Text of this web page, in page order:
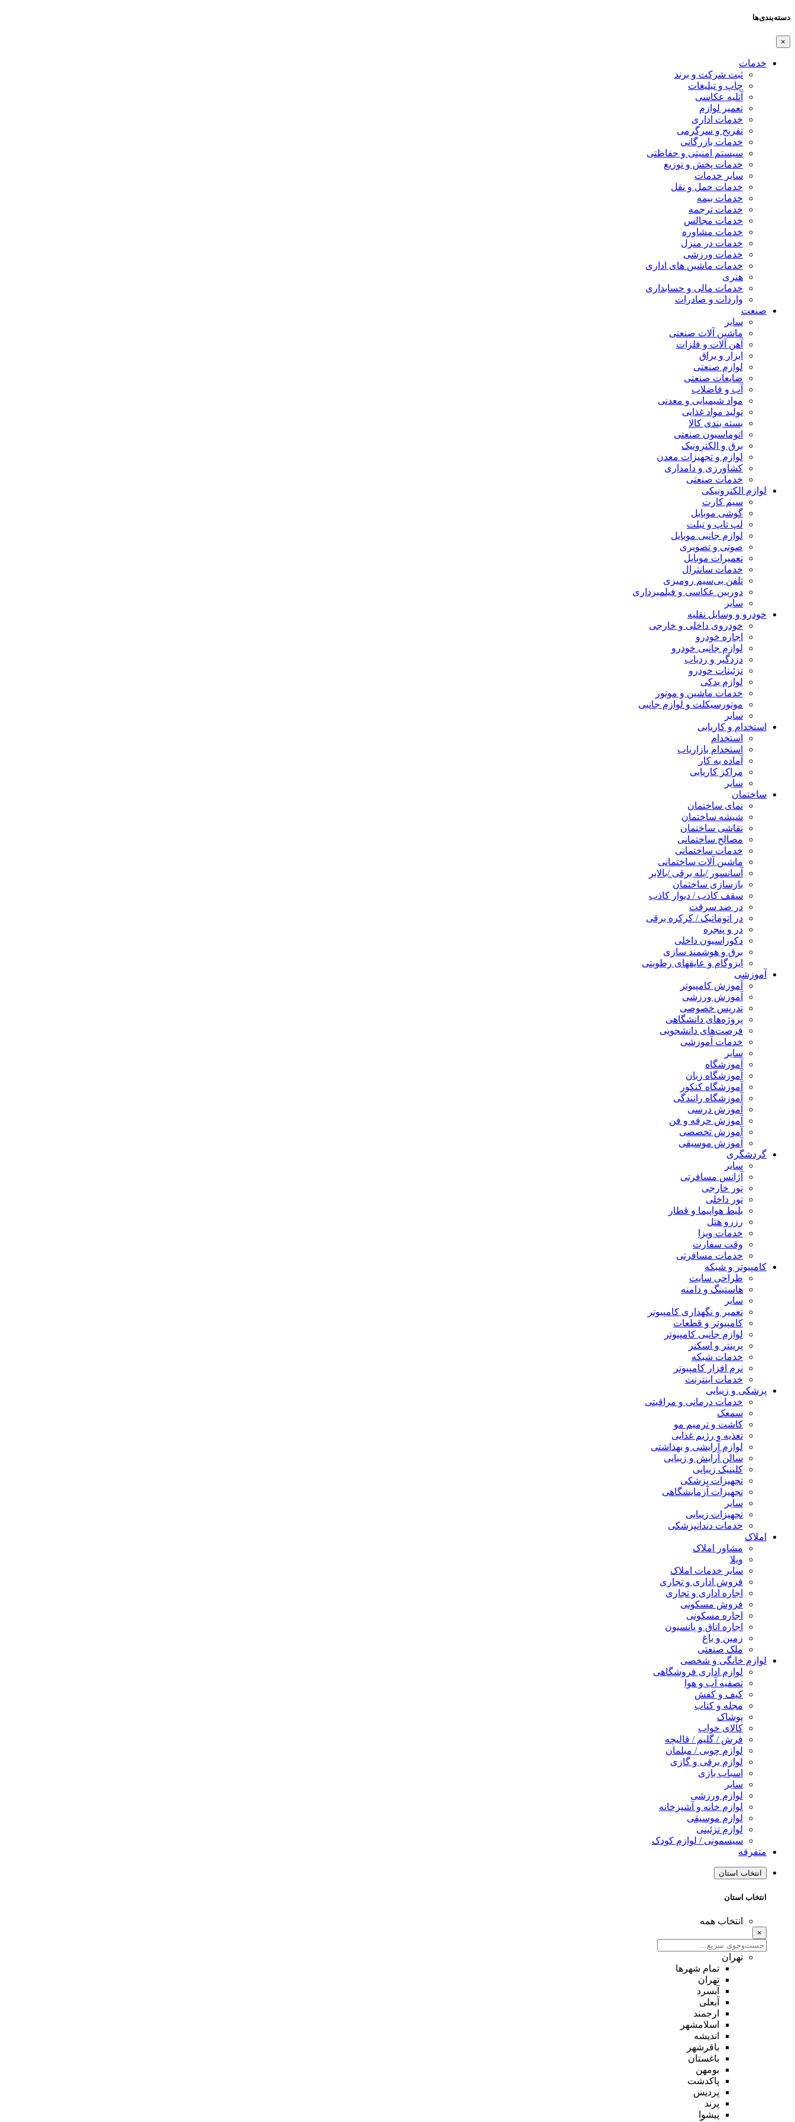
دسته‌بندی‌ها
×
خدمات
ثبت شرکت و برند
چاپ و تبلیغات
آتلیه عکاسی
تعمیر لوازم
خدمات اداری
تفریح و سرگرمی
خدمات بازرگانی
سیستم امنیتی و حفاظتی
خدمات پخش و توزیع
سایر خدمات
خدمات حمل و نقل
خدمات بیمه
خدمات ترجمه
خدمات مجالس
خدمات مشاوره
خدمات در منزل
خدمات ورزشی
خدمات ماشین های اداری
هنری
خدمات مالی و حسابداری
واردات و صادرات
صنعت
سایر
ماشین آلات صنعتی
آهن آلات و فلزات
ابزار و یراق
لوازم صنعتی
ضایعات صنعتی
آب و فاضلاب
مواد شیمیایی و معدنی
تولید مواد غذایی
بسته بندی کالا
اتوماسیون صنعتی
برق و الکترونیک
لوازم و تجهیزات معدن
کشاورزی و دامداری
خدمات صنعتی
لوازم الکترونیکی
سیم کارت
گوشی موبایل
لپ تاپ و تبلت
لوازم جانبی موبایل
صوتی و تصویری
تعمیرات موبایل
خدمات سانترال
تلفن بی‌سیم رومیزی
دوربین عکاسی و فیلمبرداری
سایر
خودرو و وسایل نقلیه
خودروی داخلی و خارجی
اجاره خودرو
لوازم جانبی خودرو
دزدگیر و ردیاب
تزئینات خودرو
لوازم یدکی
خدمات ماشین و موتور
موتورسیکلت و لوازم جانبی
سایر
استخدام و کاریابی
استخدام
استخدام بازاریاب
آماده به کار
مراکز کاریابی
سایر
ساختمان
نمای ساختمان
شیشه ساختمان
نقاشی ساختمان
مصالح ساختمانی
خدمات ساختمانی
ماشین آلات ساختمانی
آسانسور /پله برقی /بالابر
بازسازی ساختمان
سقف کاذب / دیوار کاذب
در ضد سرقت
در اتوماتیک / کرکره برقی
در و پنجره
دکوراسیون داخلی
برق و هوشمند سازی
ایزوگام و عایقهای رطوبتی
آموزشی
آموزش کامپیوتر
آموزش ورزشی
تدریس خصوصی
پروژه‌های دانشگاهی
فرصت‌های دانشجویی
خدمات آموزشی
سایر
آموزشگاه
آموزشگاه زبان
آموزشگاه کنکور
آموزشگاه رانندگی
آموزش درسی
آموزش حرفه و فن
آموزش تخصصی
آموزش موسیقی
گردشگری
سایر
آژانس مسافرتی
تور خارجی
تور داخلی
بلیط هواپیما و قطار
رزرو هتل
خدمات ویزا
وقت سفارت
خدمات مسافرتی
کامپیوتر و شبکه
طراحی سایت
هاستینگ و دامنه
سایر
تعمیر و نگهداری کامپیوتر
کامپیوتر و قطعات
لوازم جانبی کامپیوتر
پرینتر و اسکنر
خدمات شبکه
نرم افزار کامپیوتر
خدمات اینترنت
پزشکی و زیبایی
خدمات درمانی و مراقبتی
سمعک
کاشت و ترمیم مو
تغذیه و رژیم غذایی
لوازم آرایشی و بهداشتی
سالن آرایش و زیبایی
کلینیک زیبایی
تجهیزات پزشکی
تجهیزات آزمایشگاهی
سایر
تجهیزات زیبایی
خدمات دندانپزشکی
املاک
مشاور املاک
ویلا
سایر خدمات املاک
فروش اداری و تجاری
اجاره اداری و تجاری
فروش مسکونی
اجاره مسکونی
اجاره اتاق و پانسیون
زمین و باغ
ملک صنعتی
لوازم خانگی و شخصی
لوازم اداری فروشگاهی
تصفیه آب و هوا
کیف و کفش
مجله و کتاب
پوشاک
کالای خواب
فرش / گلیم / قالیچه
لوازم چوبی / مبلمان
لوازم برقی و گازی
اسباب بازی
سایر
لوازم ورزشی
لوازم خانه و آشپزخانه
لوازم موسیقی
لوازم تزئینی
سیسمونی / لوازم کودک
متفرقه
انتخاب استان
انتخاب استان
انتخاب همه
×
تهران
تمام شهر‌ها
تهران
آبسرد
آبعلی
ارجمند
اسلامشهر
اندیشه
باقرشهر
باغستان
بومهن
پاکدشت
پردیس
پرند
پیشوا